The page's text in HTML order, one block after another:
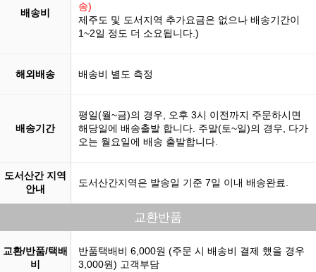
배송비
송)
제주도 및 도서지역 추가요금은 없으나 배송기간이
1~2일 정도 더 소요됩니다.)
해외배송 배송비 별도 측정
배송기간
평일(월~금)의 경우, 오후 3시 이전까지 주문하시면
해당일에 배송출발 합니다. 주말(토~일)의 경우, 다가
오는 월요일에 배송 출발합니다.
도서산간 지역
안내
도서산간지역은 발송일 기준 7일 이내 배송완료.
교환반품
교환/반품/택배
비
반품택배비 6,000원 (주문 시 배송비 결제 했을 경우
3,000원) 고객부담